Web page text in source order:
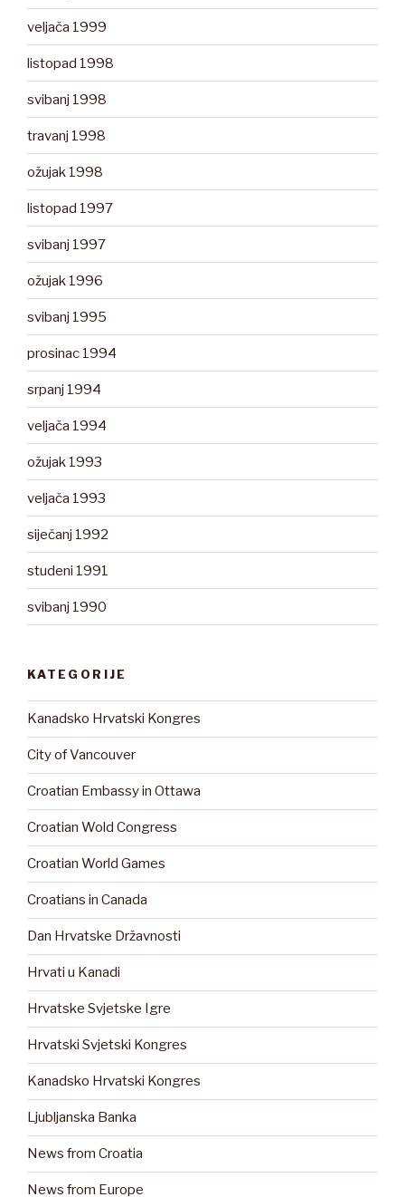
veljača 1999
listopad 1998
svibanj 1998
travanj 1998
ožujak 1998
listopad 1997
svibanj 1997
ožujak 1996
svibanj 1995
prosinac 1994
srpanj 1994
veljača 1994
ožujak 1993
veljača 1993
siječanj 1992
studeni 1991
svibanj 1990
KATEGORIJE
Kanadsko Hrvatski Kongres
City of Vancouver
Croatian Embassy in Ottawa
Croatian Wold Congress
Croatian World Games
Croatians in Canada
Dan Hrvatske Državnosti
Hrvati u Kanadi
Hrvatske Svjetske Igre
Hrvatski Svjetski Kongres
Kanadsko Hrvatski Kongres
Ljubljanska Banka
News from Croatia
News from Europe